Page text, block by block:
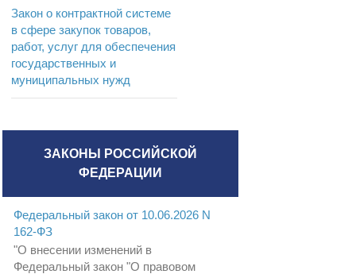
Закон о контрактной системе
в сфере закупок товаров,
работ, услуг для обеспечения
государственных и
муниципальных нужд
ЗАКОНЫ РОССИЙСКОЙ
ФЕДЕРАЦИИ
Федеральный закон от 10.06.2026 N
162-ФЗ
"О внесении изменений в
Федеральный закон "О правовом